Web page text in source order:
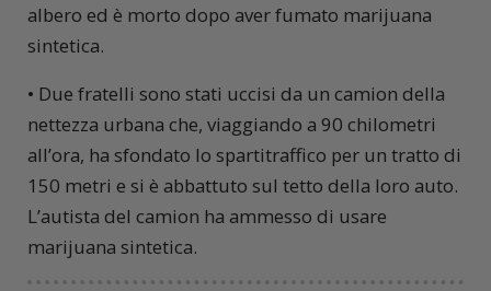
albero ed è morto dopo aver fumato marijuana
sintetica.
• Due fratelli sono stati uccisi da un camion della
nettezza urbana che, viaggiando a 90 chilometri
all’ora, ha sfondato lo spartitraffico per un tratto di
150 metri e si è abbattuto sul tetto della loro auto.
L’autista del camion ha ammesso di usare
marijuana sintetica.